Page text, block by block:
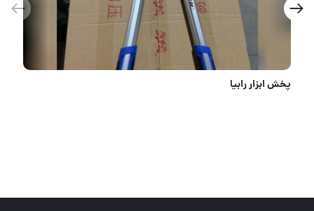
نمایشگاه تخصصی مته های آلپن